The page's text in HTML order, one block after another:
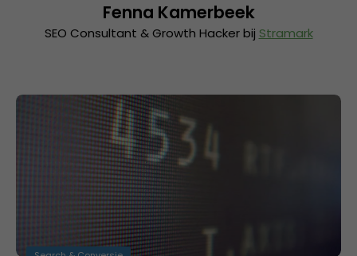
Fenna Kamerbeek
SEO Consultant & Growth Hacker bij Stramark